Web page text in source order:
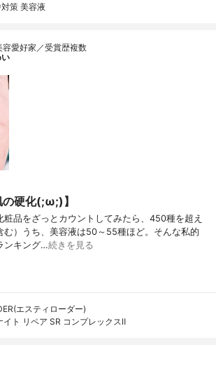
策 美容液
容愛好家／受賞歴複数
の硬化(;ω;)】
粧品をざっとカウントしてみたら、450種を超え
む）うち、美容液は50～55種ほど。そんな私的
ンキング…続きを見る
エスティローダー)
イト リペア SR コンプレックスⅡ